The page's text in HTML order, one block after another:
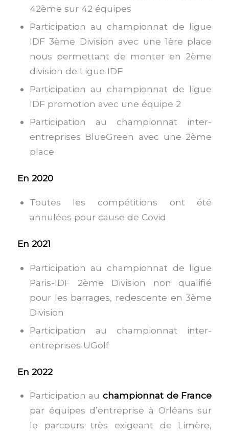
42ème sur 42 équipes
Participation au championnat de ligue
IDF 3ème Division avec une 1ère place
nous permettant de monter en 2ème
division de Ligue IDF
Participation au championnat de ligue
IDF promotion avec une équipe 2
Participation au championnat inter-
entreprises BlueGreen avec une 2ème
place
En 2020
Toutes les compétitions ont été
annulées pour cause de Covid
En 2021
Participation au championnat de ligue
Paris-IDF 2ème Division non qualifié
pour les barrages, redescente en 3ème
Division
Participation au championnat inter-
entreprises UGolf
En 2022
Participation auchampionnat de France
par équipes d’entreprise à Orléans sur
le parcours très exigeant de Limère,